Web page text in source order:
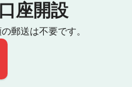
座開設
郵送は不要です。